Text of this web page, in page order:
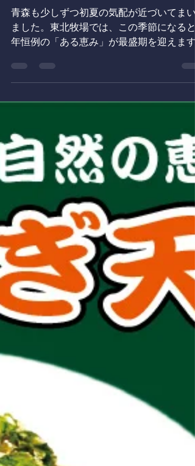
「よもぎ天そば」の魅力
青森も少しずつ初夏の気配が近づいてまい
年恒例の「ある恵み」が最盛期を迎えます
それが、敷地内に生き生きと自生する「よ
東北牧場直送の野草シリーズ『よもぎ天そ
ば』の提供がスタートいたしました！ ■ 大
自然が育てた「よもぎ」の上品な香り 東北
牧場のよもぎは、サラブレッドたちの堆肥
たっぷり含んだ豊かな土壌と、澄んだ水、
して青森の大自然の中で農薬や化学肥料を
切使わずに自生した、エネルギーの塊のよ
な野草です。 よもだそばでは、この新鮮な
よもぎを贅沢な天ぷらにして提供していま
す。 サクサクの衣に箸を入れると、よもぎ
特有の上品でどこか懐かしい爽やかな香り
ふわっと立ち上ります。 ■ 無化学調味料の
つゆとの最高のペアリング よもだそばこだ
わりの「無化学調味料のそばつゆ」が、よ
立ててくれます。体にじんわりと染み渡る
うな、優しくも力強い一杯に仕上がって